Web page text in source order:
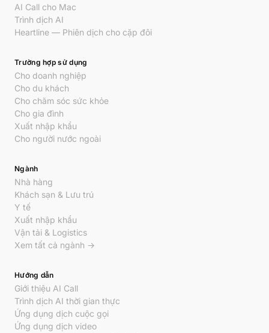
AI Call cho Mac
Trình dịch AI
Heartline — Phiên dịch cho cặp đôi
Trường hợp sử dụng
Cho doanh nghiệp
Cho du khách
Cho chăm sóc sức khỏe
Cho gia đình
Xuất nhập khẩu
Cho người nước ngoài
Ngành
Nhà hàng
Khách sạn & Lưu trú
Y tế
Xuất nhập khẩu
Vận tải & Logistics
Xem tất cả ngành →
Hướng dẫn
Giới thiệu AI Call
Trình dịch AI thời gian thực
Ứng dụng dịch cuộc gọi
Ứng dụng dịch video